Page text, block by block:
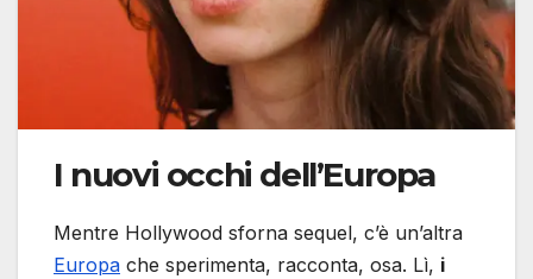
I nuovi occhi dell’Europa
Mentre Hollywood sforna sequel, c’è un’altra
Europa che sperimenta, racconta, osa. Lì, i